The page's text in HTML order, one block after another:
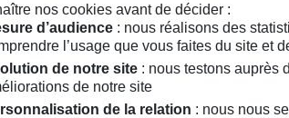
Mehdi-Georges Lahlou sur :
nos cookies avant de décider :
d’audience : nous réalisons des
l’usage que vous faites du site et
de notre site : nous testons auprès
de notre site
de la relation : nous nous